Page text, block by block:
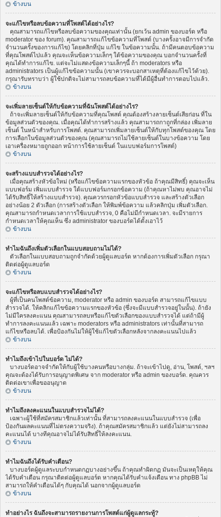
ข้างบน
จะแก้ไขหรือลบข้อความที่โพสต์ได้อย่างไร?
คุณสามารถแก้ไขหรือลบข้อความของคุณเท่านั้น (ยกเว้น admin ของบอร์ด หรือ
moderator ของ forum). คุณสามารถแก้ไขข้อความที่โพสต์ (บางครั้งอาจมีการจำกัด
จำนวนครั้งของการแก้ไข) โดยคลิกที่ปุ่ม แก้ไข ในข้อความนั้น. ถ้ามีคนตอบข้อความ
ที่คุณโพสต์ไปแล้ว คุณจะเห็นข้อความเล็กๆ ใต้ข้อความของคุณ บอกจำนวนครั้งที่
คุณได้ทำการแก้ไข. แต่จะไม่แสดงข้อความเล็กๆนี้ ถ้า moderators หรือ
administrators เป็นผู้แก้ไขข้อความนั้น (เขาควรจะบอกสาเหตุที่ต้องแก้ไขไว้ด้วย).
กรุณารับทราบว่า ผู้ใช้ปกติจะไม่สามารถลบข้อความที่ได้มีผู้อื่นทำการตอบไปแล้ว.
ข้างบน
จะเพิ่มลายเซ็นต์ให้กับข้อความที่ฉันโพสต์ได้อย่างไร?
ถ้าจะเพิ่มลายเซ็นต์ให้กับข้อความที่คุณโพสต์ คุณต้องสร้างลายเซ็นต์เสียก่อน ที่ใน
ข้อมูลส่วนตัวของคุณ. เมื่อคุณได้ทำการสร้างแล้ว คุณสามารถกาถูกที่กล่อง เพิ่มลาย
เซ็นต์ ในหน้าสำหรับการโพสต์. คุณสามารถเพิ่มลายเซ็นต์ให้กับทุกโพสต์ของคุณ โดย
การเลือกในข้อมูลส่วนตัวของคุณ (คุณสามารถไม่ใช้ลายเซ็นต์ในบางข้อความ โดย
เอาเครื่องหมายถูกออก หน้าการใช้ลายเซ็นต์ ในแบบฟอร์มการโพสต์)
ข้างบน
จะสร้างแบบสำรวจได้อย่างไร?
เมื่อคุณสร้างหัวข้อใหม่ (หรือแก้ไขข้อความแรกของหัวข้อ ถ้าคุณมีสิทธิ์) คุณจะเห็น
แบบฟอร์ม เพิ่มแบบสำรวจ ใต้แบบฟอร์มกรอกข้อความ (ถ้าคุณหาไม่พบ คุณอาจไม่
ได้รับสิทธิ์ให้สร้างแบบสำรวจ). คุณควรกรอกหัวข้อแบบสำรวจ และสร้างตัวเลือก
อย่างน้อย 2 ตัวเลือก (การสร้างตัวเลือก ให้พิมพ์ข้อความ แล้วคลิกปุ่ม เพิ่มตัวเลือก.
คุณสามารถกำหนดเวลาการใช้แบบสำรวจ, 0 คือไม่มีกำหนดเวลา. จะมีรายการ
กำหนดเวลาให้คุณเห็น ซึ่ง administrator ของบอร์ดได้ตั้งเอาไว้
ข้างบน
ทำไมฉันถึงเพิ่มตัวเลือกในแบบสอบถามไม่ได้?
ตัวเลือกในแบบสอบถามถูกจำกัดด้วยผู้ดูแลบอร์ด หากต้องการเพิ่มตัวเลือก กรุณา
ติดต่อผู้ดูแลบอร์ด
ข้างบน
จะแก้ไขหรือลบแบบสำรวจได้อย่างไร?
ผู้ที่เป็นคนโพสต์ข้อความ, moderator หรือ admin ของบอร์ด สามารถแก้ไขแบบ
สำรวจได้. ให้คลิกแก้ไขข้อความแรกของหัวข้อ (ซึ่งจะมีแบบสำรวจอยู่ในนั้น). ถ้ายัง
ไม่มีใครลงคะแนน คุณสามารถลบหรือแก้ไขตัวเลือกของแบบสำรวจได้ แต่ถ้ามีผู้
ทำการลงคะแนนแล้ว เฉพาะ moderators หรือ administrators เท่านั้นที่สามารถ
แก้ไขหรือลบได้. เพื่อป้องกันไม่ให้ผู้ใช้แก้ไขตัวเลือกหลังจากลงคะแนนไปแล้ว
ข้างบน
ทำไมถึงเข้าไปในบอร์ด ไม่ได้?
บางบอร์ดอาจจำกัดให้กับผู้ใช้บางคนหรือบางกลุ่ม. ถ้าจะเข้าไปดู, อ่าน, โพสต์, ฯลฯ
คุณจะต้องได้รับการอนุญาตพิเศษ จาก moderator หรือ admin ของบอร์ด. คุณควร
ติดต่อเขาเพื่อขออนุญาต
ข้างบน
ทำไมถึงลงคะแนนในแบบสำรวจไม่ได้?
เฉพาะผู้ใช้ที่สมัครสมาชิกแล้วเท่านั้น ที่สามารถลงคะแนนในแบบสำรวจ (เพื่อ
ป้องกันผลคะแนนที่ไม่ตรงความจริง). ถ้าคุณสมัครสมาชิกแล้ว แต่ยังไม่สามารถลง
คะแนนได้ บางทีคุณอาจไม่ได้รับสิทธิ์ให้ลงคะแนน.
ข้างบน
ทำไมฉันถึงได้รับคำเตือน?
บางบอร์ดผู้ดูแลระบบกำหนดกฏบางอย่างขึ้น ถ้าคุณทำผิดกฏ มันจะเป็นเหตุให้คุณ
ได้รับคำเตือน กรุณาติดต่อผู้ดูแลบอร์ด หากคุณได้รับคำแจ้งเตือน ทาง phpBB ไม่
สามารถให้คำเตือนได้ๆ กับคุณได้ นอกจากผู้ดูแลบอร์ด
ข้างบน
ทำอย่างไร ฉันถึงจะสามารถรายงานการโพสต์แก่ผู้ดูแลกระทู้?